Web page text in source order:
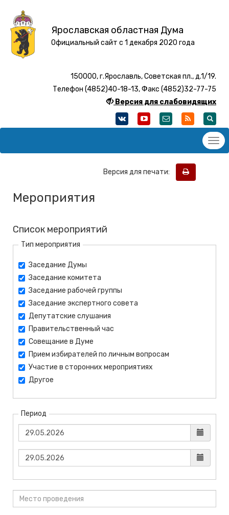
Ярославская областная Дума
Официальный сайт с 1 декабря 2020 года
150000, г.Ярославль, Советская пл., д.1/19.
Телефон (4852)40-18-13, Факс (4852)32-77-75
Версия для слабовидящих
Версия для печати:
Мероприятия
Список мероприятий
Тип мероприятия
Заседание Думы
Заседание комитета
Заседание рабочей группы
Заседание экспертного совета
Депутатские слушания
Правительственный час
Совещание в Думе
Прием избирателей по личным вопросам
Участие в сторонних мероприятиях
Другое
Период